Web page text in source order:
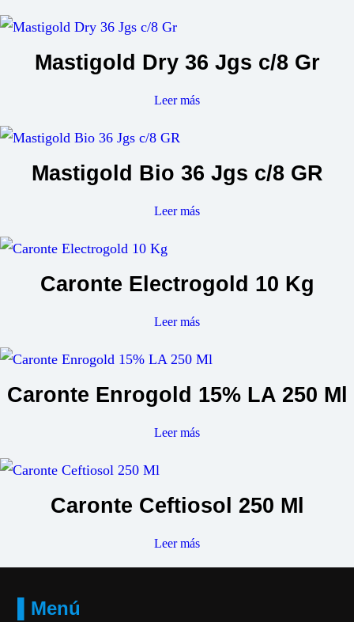
Mastigold Dry 36 Jgs c/8 Gr
Leer más
Mastigold Bio 36 Jgs c/8 GR
Leer más
Caronte Electrogold 10 Kg
Leer más
Caronte Enrogold 15% LA 250 Ml
Leer más
Caronte Ceftiosol 250 Ml
Leer más
▌Menú